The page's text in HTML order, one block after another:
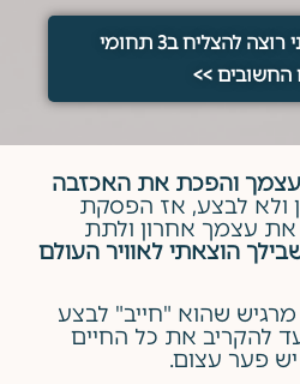
שמואל, הבנתי, אני רוצה להצליח ב3 תחומי
החשובים >>
והפכת את האכזבה
ולא לבצע, אז הפסקת
את עצמך אחרון ולתת
הוצאתי לאוויר העולם
שהוא "חייב" לבצע
להקריב את כל החיים
פער עצום.